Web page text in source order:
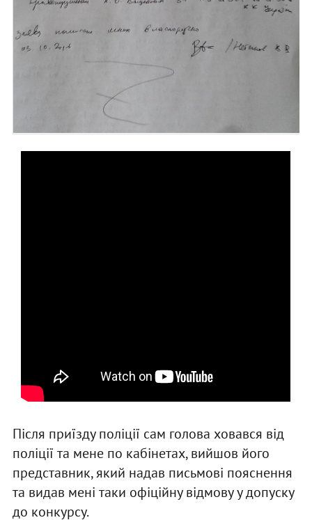
Після приїзду поліції сам голова ховався від
поліції та мене по кабінетах, вийшов його
представник, який надав письмові пояснення
та видав мені таки офіційну відмову у допуску
до конкурсу.